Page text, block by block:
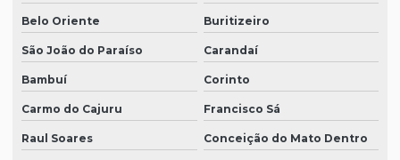
Belo Oriente Buritizeiro
São João do Paraíso Carandaí
Bambuí Corinto
Carmo do Cajuru Francisco Sá
Raul Soares Conceição do Mato Dentro